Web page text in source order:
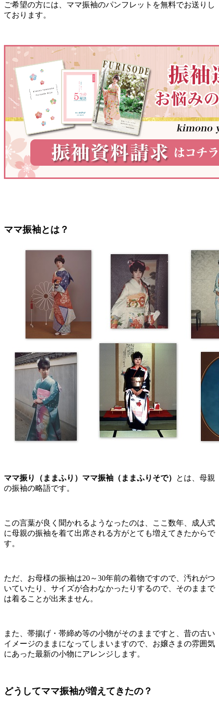
ご希望の方には、ママ振袖のパンフレットを無料でお送りし
ております。
ママ振袖とは？
ママ振り（ままふり）ママ振袖（ままふりそで）
とは、母親
の振袖の略語です。
この言葉が良く聞かれるようなったのは、ここ数年、成人式
に母親の振袖を着て出席される方がとても増えてきたからで
す。
ただ、お母様の振袖は20～30年前の着物ですので、汚れがつ
いていたり、サイズが合わなかったりするので、そのままで
は着ることが出来ません。
また、帯揚げ・帯締め等の小物がそのままですと、昔の古い
イメージのままになってしまいますので、お嬢さまの雰囲気
にあった最新の小物にアレンジします。
どうしてママ振袖が増えてきたの？